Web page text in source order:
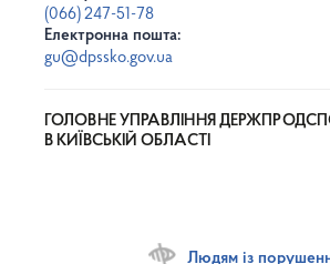
(066) 247-51-78
Електронна пошта:
gu@dpssko.gov.ua
ГОЛОВНЕ УПРАВЛІННЯ
В КИЇВСЬКІЙ ОБЛАСТІ
Людям із